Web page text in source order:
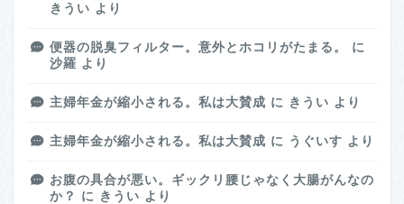
きうい より
便器の脱臭フィルター。意外とホコリがたまる。
に
沙羅 より
主婦年金が縮小される。私は大賛成 に きうい より
主婦年金が縮小される。私は大賛成 に うぐいす より
お腹の具合が悪い。ギックリ腰じゃなく大腸がんなの
か？
に きうい より